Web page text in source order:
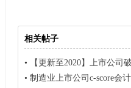
相关帖子
• 【更新至2020】上市公司破产风
• 制造业上市公司c-score会计稳健